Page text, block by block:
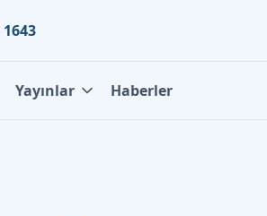
Yayınlar Haberler
1643